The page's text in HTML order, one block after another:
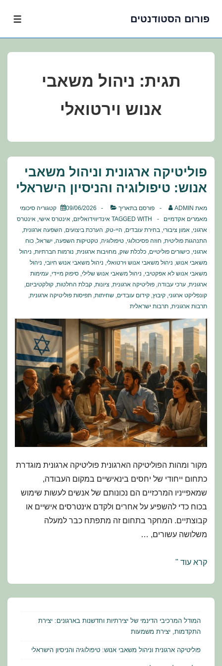
פורום הסטודנטים
תגית: ניהול משאבי
אנוש וירטואלי
פוליטיקה ארגונית וניהול משאבי
אנוש: טיפולוגיה והניסיון הישראלי
מאת ADMIN פורסם בתאריך 09/06/2026 קטגוריה סיכומי
מאמרים אקדמיים
TAGGED WITH אינדיווידואליזם, אינטרס אישי, אינטרס
ארגוני, אמון ציבורי, בחירת עובדים, היי-טק, הערכת ביצועים, השפעה ארגונית,
התנהגות פוליטית, חוזה פסיכולוגי, טיפולוגיה, טקטיקות השפעה, ישראל, כוח
ארגוני, כישורים פוליטיים, כלכלת שוק, מחויבות ארגונית, נורמות חברתיות, ניהול
משאבי אנוש, ניהול משאבי אנוש וירטואלי, ניהול משאבי אנוש חיובי, ניהול
משאבי אנוש לא אפקטיבי, ניהול משאבי אנוש שלילי, סיפוק מיידי, עמימות
ארגונית, ערכי עבודה, פוליטיקה ארגונית, ציונות, קבלת החלטות, קולקטיביזם,
קונפליקט ארגוני, קיבוץ, קידום עובדים, שחיתות, תפיסות פוליטיקה ארגונית,
תרבות ארגונית, תרבות ישראלית
מקור ומהות הפוליטיקה הארגונית פוליטיקה ארגונית מוגדרת
כתחום ייחודי של יחסים בינאישיים במקום העבודה,
שמאפייניו המרכזיים הם נכונותם של אנשים לעשות שימוש
בכוח כדי להשפיע על אחרים ולקדם אינטרסים אישיים או
קבוצתיים. המחקר בתחום זה מתפתח כבר למעלה
משלושה עשורים, …
פוליטיקה
אנוש:
טיפולוגיה
והניסיון
קרא עוד "
המודל המרכיבי הדינמי של יצירתיות וחדשנות בארגונים: יצירת
התקדמות, יצירת משמעות
פוליטיקה ארגונית וניהול משאבי אנוש: טיפולוגיה והניסיון הישראלי